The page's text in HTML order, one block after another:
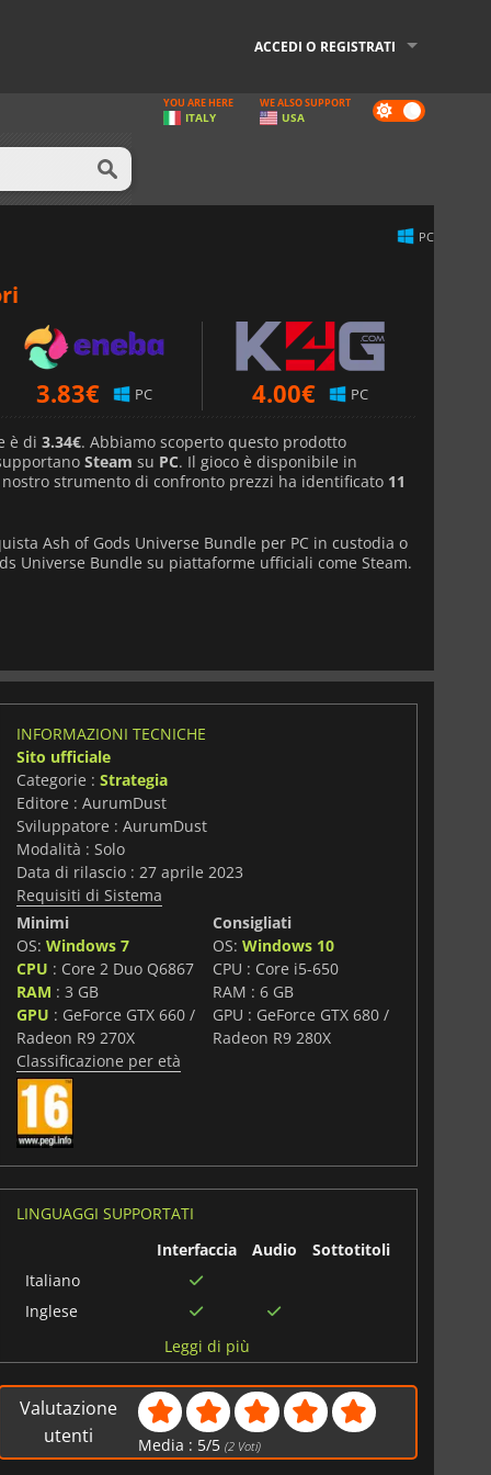
ACCEDI O REGISTRATI
Dark
mode
YOU ARE HERE
ITALY
WE ALSO SUPPORT
USA
PC
3.83€ PC 4.00€ PC
è di 3.34€. Abbiamo scoperto questo prodotto
Steam su PC. Il gioco è disponibile in
strumento di confronto prezzi ha identificato 11
Ash of Gods Universe Bundle per PC in custodia o
Universe Bundle su piattaforme ufficiali come Steam.
INFORMAZIONI TECNICHE
Sito ufficiale
Categorie : Strategia
Editore : AurumDust
Sviluppatore : AurumDust
Modalità : Solo
Data di rilascio : 27 aprile 2023
Requisiti di Sistema
Minimi
OS: Windows 7
CPU : Core 2 Duo Q6867
RAM : 3 GB
GPU : GeForce GTX 660 /
Radeon R9 270X
Consigliati
OS:Windows 10
CPU : Core i5-650
RAM : 6 GB
GPU : GeForce GTX 680 /
Radeon R9 280X
Classificazione per età
LINGUAGGI SUPPORTATI
Interfaccia
Audio
Sottotitoli
Italiano
Inglese
brasiliano
Spagnolo
Francese
Cinese
Leggi di più
Valutazione
utenti
Media : 5/5 (2 Voti)